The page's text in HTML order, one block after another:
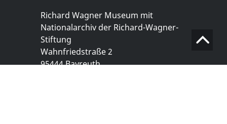
Richard Wagner Museum mit
Nationalarchiv der Richard-Wagner-
Stiftung
Wahnfriedstraße 2
95444 Bayreuth